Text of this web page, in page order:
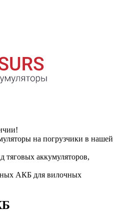
на погрузчики в нашей
аккумуляторов,
АКБ для вилочных